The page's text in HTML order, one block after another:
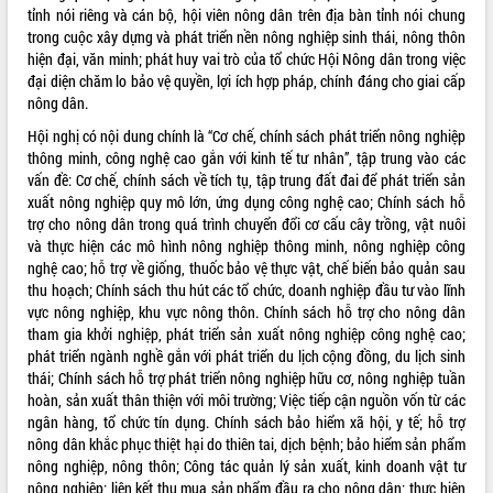
VIDEO
Loading the player...
Lễ truy tặng danh hiệu “Bà Mẹ Việt
Nam Anh hùng” và trao Huân chương
Lao động
UBND tỉnh Đắk Lắk triển khai nhiệm
vụ 6 tháng cuối năm 2026
Kỳ họp thứ Hai, Hội đồng nhân dân
tỉnh khóa XI quyết nghị nhiều nội dung
quan trọng
Bí thư Tỉnh ủy Lương Nguyễn Minh
Triết thăm, tặng quà người có công với
cách mạng
Rà soát, hoàn thiện hệ thống thiết chế
văn hóa, thể thao đáp ứng yêu cầu
phát triển mới
Thường trực HĐND tỉnh Đắk Lắk gặp
mặt Đoàn chuyên gia y tế TP. Hồ Chí
Minh
ALBUM ẢNH
tỉnh nói riêng và cán bộ, hội viên nông dân trên địa bàn tỉnh nói chung
trong cuộc xây dựng và phát triển nền nông nghiệp sinh thái, nông thôn
hiện đại, văn minh; phát huy vai trò của tổ chức Hội Nông dân trong việc
đại diện chăm lo bảo vệ quyền, lợi ích hợp pháp, chính đáng cho giai cấp
nông dân.
Hội nghị có nội dung chính là “Cơ chế, chính sách phát triển nông nghiệp
thông minh, công nghệ cao gắn với kinh tế tư nhân”, tập trung vào các
vấn đề: Cơ chế, chính sách về tích tụ, tập trung đất đai để phát triển sản
xuất nông nghiệp quy mô lớn, ứng dụng công nghệ cao; Chính sách hỗ
trợ cho nông dân trong quá trình chuyển đổi cơ cấu cây trồng, vật nuôi
và thực hiện các mô hình nông nghiệp thông minh, nông nghiệp công
nghệ cao; hỗ trợ về giống, thuốc bảo vệ thực vật, chế biến bảo quản sau
thu hoạch; Chính sách thu hút các tổ chức, doanh nghiệp đầu tư vào lĩnh
vực nông nghiệp, khu vực nông thôn. Chính sách hỗ trợ cho nông dân
tham gia khởi nghiệp, phát triển sản xuất nông nghiệp công nghệ cao;
phát triển ngành nghề gắn với phát triển du lịch cộng đồng, du lịch sinh
thái; Chính sách hỗ trợ phát triển nông nghiệp hữu cơ, nông nghiệp tuần
hoàn, sản xuất thân thiện với môi trường; Việc tiếp cận nguồn vốn từ các
ngân hàng, tổ chức tín dụng. Chính sách bảo hiểm xã hội, y tế; hỗ trợ
nông dân khắc phục thiệt hại do thiên tai, dịch bệnh; bảo hiểm sản phẩm
nông nghiệp, nông thôn; Công tác quản lý sản xuất, kinh doanh vật tư
nông nghiệp; liên kết thu mua sản phẩm đầu ra cho nông dân; thực hiện